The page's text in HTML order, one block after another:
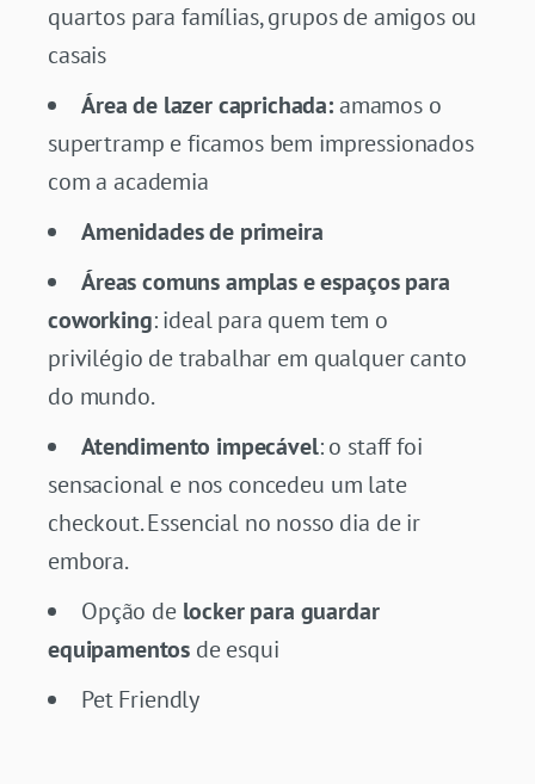
quartos para famílias, grupos de amigos ou
casais
Área de lazer caprichada:amamos o
supertramp e ficamos bem impressionados
com a academia
Amenidades de primeira
Áreas comuns amplas e espaços para
coworking: ideal para quem tem o
privilégio de trabalhar em qualquer canto
do mundo.
Atendimento impecável: o staff foi
sensacional e nos concedeu um late
checkout. Essencial no nosso dia de ir
embora.
Opção de locker para guardar
equipamentos de esqui
Pet Friendly